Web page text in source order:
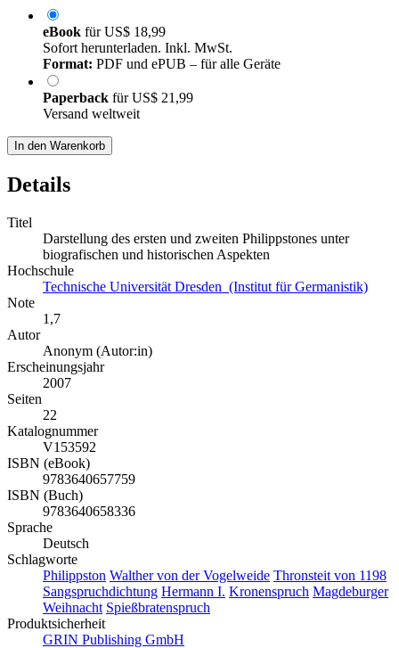
eBook fürUS$ 18,99
Sofort herunterladen. Inkl. MwSt.
Format: PDF und ePUB – für alle Geräte
Paperback fürUS$ 21,99
Versand weltweit
In den Warenkorb
Details
Titel
Darstellung des ersten und zweiten Philippstones unter
biografischen und historischen Aspekten
Hochschule
Technische Universität Dresden (Institut für Germanistik)
Note
1,7
Autor
Anonym (Autor:in)
Erscheinungsjahr
2007
Seiten
22
Katalognummer
V153592
ISBN (eBook)
9783640657759
ISBN (Buch)
9783640658336
Sprache
Deutsch
Schlagworte
Philippston Walther von der Vogelweide Thronsteit von 1198
Sangspruchdichtung Hermann I. Kronenspruch Magdeburger
Weihnacht Spießbratenspruch
Produktsicherheit
GRIN Publishing GmbH